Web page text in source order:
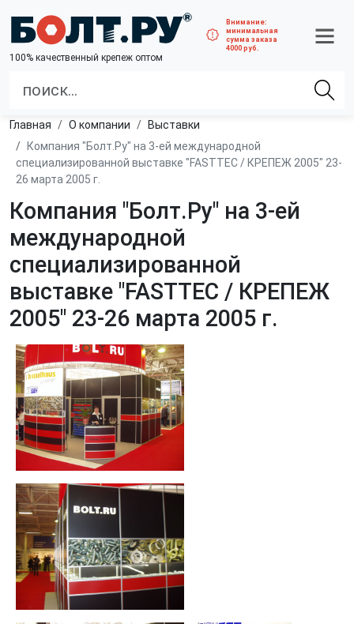
100% качественный крепеж оптом
Внимание:
минимальная
сумма заказа
4000 руб.
Главная О компании
Выставки
Компания "Болт.Ру" на 3-ей международной
специализированной выставке "FASTTEC / КРЕПЕЖ 2005" 23-
26 марта 2005 г.
Компания "Болт.Ру" на 3-ей
международной
специализированной
выставке "FASTTEC / КРЕПЕЖ
2005" 23-26 марта 2005 г.